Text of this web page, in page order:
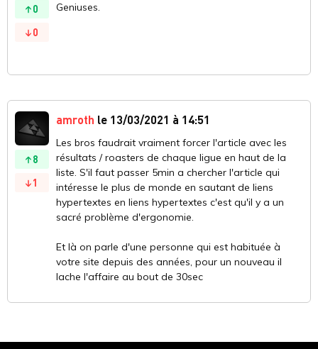
0
0
Geniuses.
8
1
amroth le 13/03/2021 à 14:51
Les bros faudrait vraiment forcer l'article avec les
résultats / roasters de chaque ligue en haut de la
liste. S'il faut passer 5min a chercher l'article qui
intéresse le plus de monde en sautant de liens
hypertextes en liens hypertextes c'est qu'il y a un
sacré problème d'ergonomie.
Et là on parle d'une personne qui est habituée à
votre site depuis des années, pour un nouveau il
lache l'affaire au bout de 30sec